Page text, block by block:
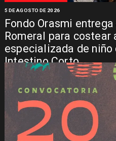
Fondo Orasmi
Romeral para
especializada de niño
Intestino Corto
5 DE AGOSTO DE 2026